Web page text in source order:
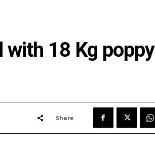
with 18 Kg poppy
Share